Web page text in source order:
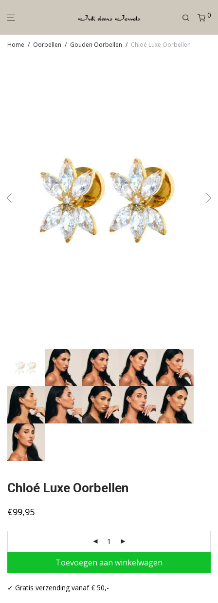
0
Home / Oorbellen / Gouden Oorbellen / Chloé Luxe Oorbellen
Chloé Luxe Oorbellen
€99,95
Toevoegen aan winkelwagen
✓ Gratis verzending vanaf € 50,-